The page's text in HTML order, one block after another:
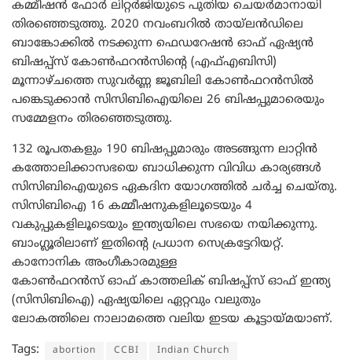
കമ്മീഷൻ ഫോർ ലിറ്റർജിയുടെ പുതിയ ചെയർമാനായി
തിരഞ്ഞെടുത്തു. 2020 നവംബറിൽ തായ്‌ലൻഡിലെ
ബാങ്കോക്കിൽ നടക്കുന്ന ഫെഡറേഷൻ ഓഫ് ഏഷ്യൻ
ബിഷപ്പ്സ് കോൺഫറൻസിന്റെ (എഫ്എബിസി)
മൂന്നാഴ്ചത്തെ സുവർണ്ണ ജൂബിലി കോൺഫറൻസിൽ
പങ്കെടുക്കാൻ സിസിബിഐയിലെ 26 ബിഷപ്പുമാരെയും
സമ്മേളനം തിരഞ്ഞെടുത്തു.
132 രൂപതകളും 190 ബിഷപ്പുമാരും അടങ്ങുന്ന ലാറ്റിൻ
കത്തോലിക്കാസഭയെ ബാധിക്കുന്ന വിവിധ കാര്യങ്ങൾ
സിസിബിഐയുടെ ഏകദിന യോഗത്തിൽ ചർച്ച ചെയ്തു.
സി‌സി‌ബി‌ഐ 16 കമ്മീഷനുകളിലൂടെയും 4
വകുപ്പുകളിലൂടെയും ഇന്ത്യയിലെ സഭയെ നയിക്കുന്നു.
ബാംഗ്ലൂരിലാണ് ഇതിന്റെ പ്രധാന സെക്രട്ടേറിയറ്റ്.
കാനോനിക അംഗീകാരമുള്ള
കോൺഫറൻസ്‌ ഓഫ്‌ കാത്തലിക് ബിഷപ്പ്സ് ഓഫ് ഇന്ത്യ
(സിസിബിഐ) ഏഷ്യയിലെ ഏറ്റവും വലുതും
ലോകത്തിലെ നാലാമത്തെ വലിയ ഇടയ കൂട്ടായ്മയാണ്.
Tags: abortion CCBI Indian Church